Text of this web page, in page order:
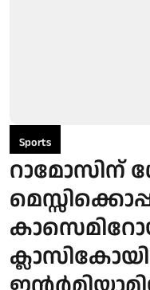
Sports
റാമോസിന്